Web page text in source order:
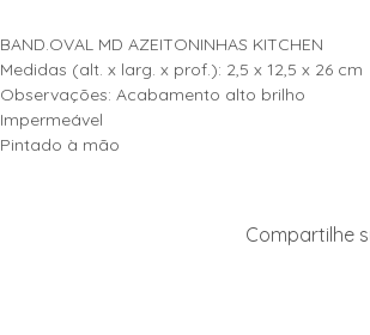
BAND.OVAL MD AZEITONINHAS KITCHEN
Medidas (alt. x larg. x prof.): 2,5 x 12,5 x 26 cm
Observações: Acabamento alto brilho
Impermeável
Pintado à mão
Compartilhe